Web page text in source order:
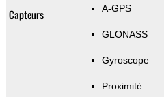
Capteurs A-GPS
GLONASS
Gyroscope
Proximité